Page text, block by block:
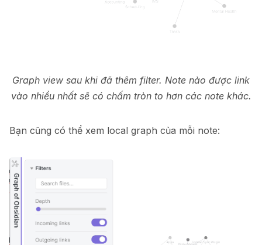
Graph view sau khi đã thêm filter. Note nào được link
vào nhiều nhất sẽ có chấm tròn to hơn các note khác.
Bạn cũng có thể xem local graph của mỗi note: